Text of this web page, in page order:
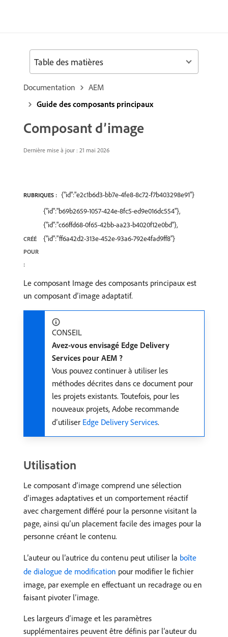
Documentation
AEM
Guide des composants principaux
Composant d’image
Dernière mise à jour : 21 mai 2026
RUBRIQUES : {"id":"e2c1b6d3-bb7e-4fe8-8c72-f7b403298e91"}
CRÉÉ
POUR
:
{"id":"b69b2659-1057-424e-8fc5-ed9e016dc554"},
{"id":"c66ffd68-0f65-42bb-aa23-b4020f12e0bd"},
{"id":"ff6a42d2-313e-452e-93a6-792e4fad9ff8"}
Le composant Image des composants principaux est
un composant d’image adaptatif.
CONSEIL
Avez-vous envisagé Edge Delivery
Services pour AEM ?
Vous pouvez continuer à utiliser les
méthodes décrites dans ce document pour
les projets existants. Toutefois, pour les
nouveaux projets, Adobe recommande
d’utiliser Edge Delivery Services.
Utilisation
Le composant d’image comprend une sélection
d’images adaptatives et un comportement réactif
avec chargement différé pour la personne visitant la
page, ainsi qu’un placement facile des images pour la
personne créant le contenu.
L’auteur ou l’autrice du contenu peut utiliser la boîte
de dialogue de modification pour modifier le fichier
image, par exemple en effectuant un recadrage ou en
faisant pivoter l’image.
Les largeurs d’image et les paramètres
supplémentaires peuvent être définis par l’auteur du
Table des matières